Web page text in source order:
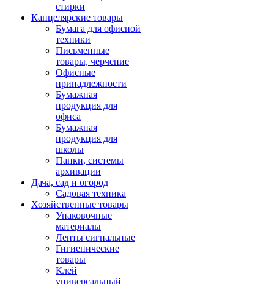
стирки
Канцелярские товары
Бумага для офисной
техники
Письменные
товары, черчение
Офисные
принадлежности
Бумажная
продукция для
офиса
Бумажная
продукция для
школы
Папки, системы
архивации
Дача, сад и огород
Садовая техника
Хозяйственные товары
Упаковочные
материалы
Ленты сигнальные
Гигиенические
товары
Клей
универсальный